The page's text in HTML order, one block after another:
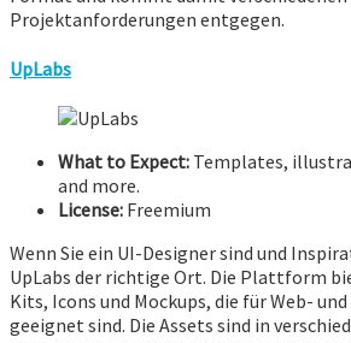
Projektanforderungen entgegen.
UpLabs
What to Expect: Templates,
and more.
License: Freemium
Wenn Sie ein UI-Designer sind und
UpLabs der richtige Ort. Die Plattform
Kits, Icons und Mockups, die für Web-
geeignet sind. Die Assets sind in